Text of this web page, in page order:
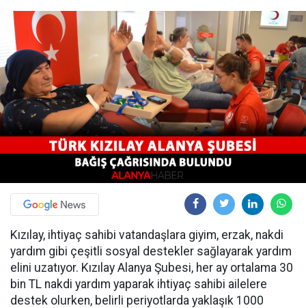
Kızılay, ihtiyaç sahibi vatandaşlara giyim, erzak, nakdi
yardım gibi çeşitli sosyal destekler sağlayarak yardım
elini uzatıyor. Kızılay Alanya Şubesi, her ay ortalama 30
bin TL nakdi yardım yaparak ihtiyaç sahibi ailelere
destek olurken, belirli periyotlarda yaklaşık 1000